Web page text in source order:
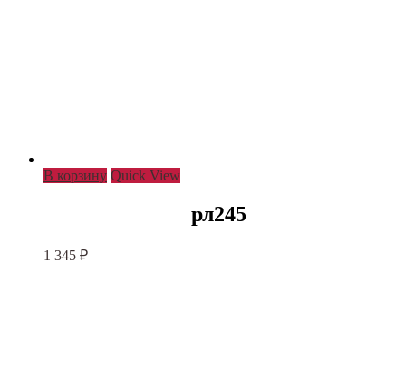
В корзину Quick View
рл245
1 345 ₽